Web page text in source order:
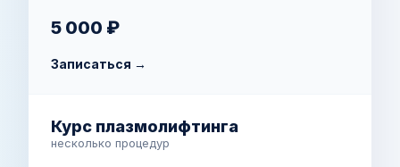
5 000 ₽
Записаться →
Курс плазмолифтинга
несколько процедур